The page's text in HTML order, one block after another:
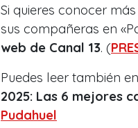
Si quieres conocer
sus compañeras en
web de Canal 13. (
Puedes leer también
2025: Las 6 mejores
Pudahuel